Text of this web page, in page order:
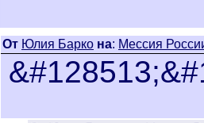
От Юлия Барко на: Мессия